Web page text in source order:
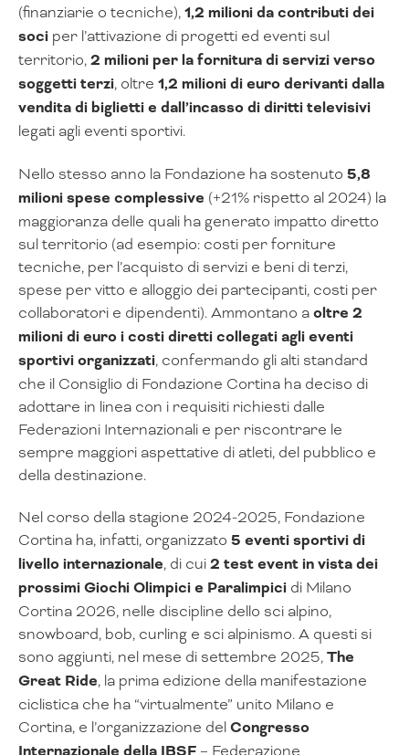
(finanziarie o tecniche),1,2 milioni da contributi dei
soci per l’attivazione di progetti ed eventi sul
territorio,2 milioni per la fornitura di servizi verso
soggetti terzi, oltre 1,2 milioni di euro derivanti dalla
vendita di biglietti e dall’incasso di diritti televisivi
legati agli eventi sportivi.
Nello stesso anno la Fondazione ha sostenuto 5,8
milioni spese complessive (+21% rispetto al 2024) la
maggioranza delle quali ha generato impatto diretto
sul territorio (ad esempio: costi per forniture
tecniche, per l’acquisto di servizi e beni di terzi,
spese per vitto e alloggio dei partecipanti, costi per
collaboratori e dipendenti). Ammontano aoltre 2
milioni di euro i costi diretti collegati agli eventi
sportivi organizzati, confermando gli alti standard
che il Consiglio di Fondazione Cortina ha deciso di
adottare in linea con i requisiti richiesti dalle
Federazioni Internazionali e per riscontrare le
sempre maggiori aspettative di atleti, del pubblico e
della destinazione.
Nel corso della stagione 2024-2025, Fondazione
Cortina ha, infatti, organizzato 5 eventi sportivi di
livello internazionale, di cui2 test event in vista dei
prossimi Giochi Olimpici e Paralimpici di Milano
Cortina 2026, nelle discipline dello sci alpino,
snowboard, bob, curling e sci alpinismo. A questi si
sono aggiunti, nel mese di settembre 2025,The
Great Ride, la prima edizione della manifestazione
ciclistica che ha “virtualmente” unito Milano e
Cortina, e l’organizzazione delCongresso
– Federazione